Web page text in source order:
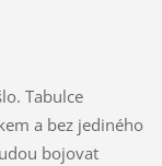
Tabulce
a bez jediného
bojovat